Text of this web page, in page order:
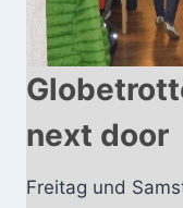
J
u
d
e
n
u
next door
Freitag und